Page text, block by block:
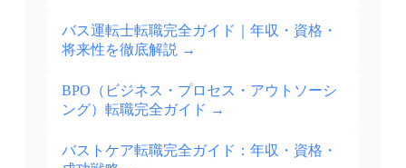
バス運転士転職完全ガイド｜年収・資格・
将来性を徹底解説 →
BPO（ビジネス・プロセス・アウトソーシ
ング）転職完全ガイド →
バストケア転職完全ガイド：年収・資格・